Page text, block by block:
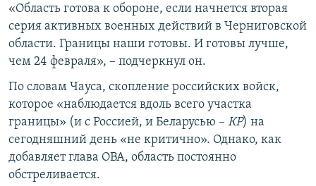
«Область готова к обороне, если начнется вторая
серия активных военных действий в Черниговской
области. Границы наши готовы. И готовы лучше,
чем 24 февраля», – подчеркнул он.
По словам Чауса, скопление российских войск,
которое «наблюдается вдоль всего участка
границы» (и с Россией, и Беларусью – КР) на
сегодняшний день «не критично». Однако, как
добавляет глава ОВА, область постоянно
обстреливается.